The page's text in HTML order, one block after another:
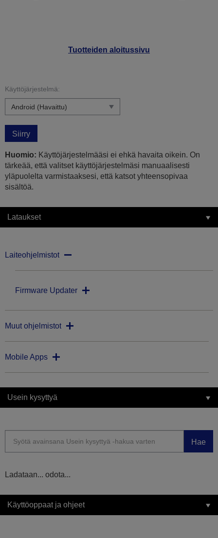
Tuotteiden aloitussivu
Käyttöjärjestelmä:
Siirry
Huomio: Käyttöjärjestelmääsi ei ehkä havaita oikein. On
tärkeää, että valitset käyttöjärjestelmäsi manuaalisesti
yläpuolelta varmistaaksesi, että katsot yhteensopivaa
sisältöä.
Lataukset
Laiteohjelmistot
Firmware Updater
Muut ohjelmistot
Mobile Apps
Usein kysyttyä
Hae
Ladataan... odota...
Käyttöoppaat ja ohjeet